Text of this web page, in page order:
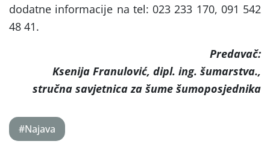
dodatne informacije na tel: 023 233 170, 091 542
48 41.
Predavač:
Ksenija Franulović, dipl. ing. šumarstva.,
stručna savjetnica za šume šumoposjednika
#Najava